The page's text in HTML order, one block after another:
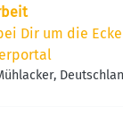
Dir um die